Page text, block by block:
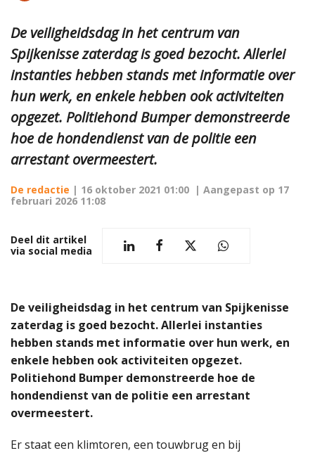
De veiligheidsdag in het centrum van
Spijkenisse zaterdag is goed bezocht. Allerlei
instanties hebben stands met informatie over
hun werk, en enkele hebben ook activiteiten
opgezet. Politiehond Bumper demonstreerde
hoe de hondendienst van de politie een
arrestant overmeestert.
De redactie | 16 oktober 2021 01:00 | Aangepast op 17
februari 2026 11:08
Deel dit artikel
via social media
De veiligheidsdag in het centrum van Spijkenisse
zaterdag is goed bezocht. Allerlei instanties
hebben stands met informatie over hun werk, en
enkele hebben ook activiteiten opgezet.
Politiehond Bumper demonstreerde hoe de
hondendienst van de politie een arrestant
overmeestert.
Er staat een klimtoren, een touwbrug en bij